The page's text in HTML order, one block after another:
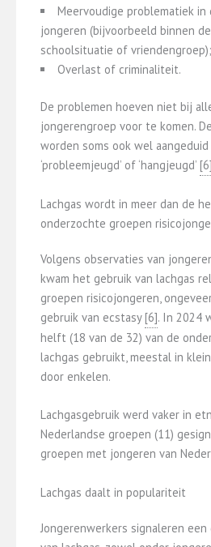
Meervoudige problematiek in
jongeren (bijvoorbeeld binnen
schoolsituatie of vriendengroep);
Overlast of criminaliteit.
De problemen hoeven niet bij
jongerengroep voor te komen.
worden soms ook wel aangeduid
‘probleemjeugd’ of ‘hangjeugd’ ​[6]​
Lachgas wordt in meer dan de
onderzochte groepen
Volgens observaties van
kwam het gebruik van lachgas
groepen risicojongeren,
gebruik van ecstasy​[6]​. In 2024
helft (18 van de 32) van de
lachgas gebruikt, meestal in
door enkelen.
Lachgasgebruik werd vaker in
Nederlandse groepen (11)
groepen met jongeren van
Lachgas daalt in populariteit
Jongerenwerkers signaleren